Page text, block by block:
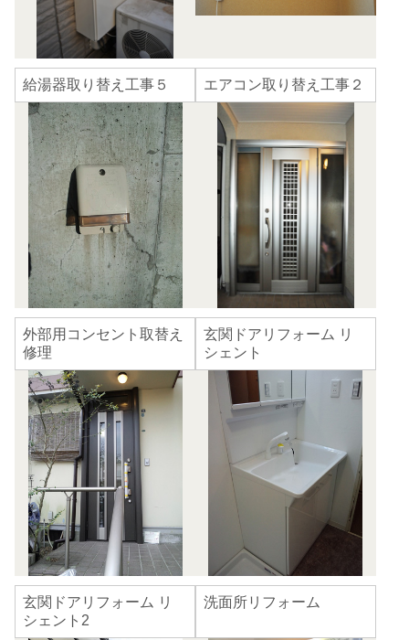
給湯器取り替え工事５ エアコン取り替え工事２
外部用コンセント取替え
修理
玄関ドアリフォーム リ
シェント
玄関ドアリフォーム リ
シェント2
洗面所リフォーム